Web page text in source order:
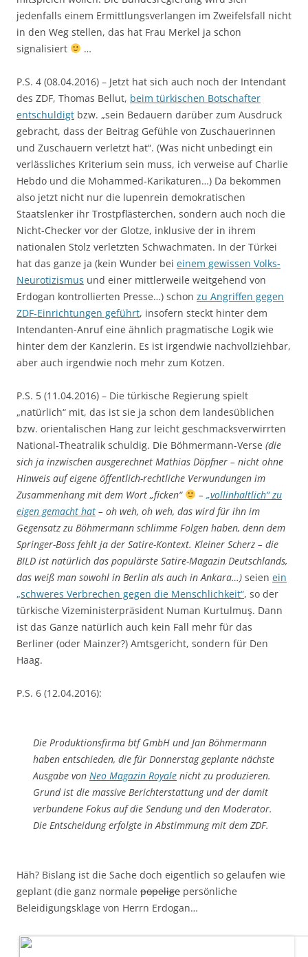
jedenfalls einem Ermittlungsverlangen im Zweifelsfall nicht
in den Weg stellen, das hat Frau Merkel ja schon
signalisiert
…
P.S. 4 (08.04.2016) – Jetzt hat sich auch noch der Intendant
des ZDF, Thomas Bellut, beim türkischen Botschafter
entschuldigt bzw. „sein Bedauern darüber zum Ausdruck
gebracht, dass der Beitrag Gefühle von Zuschauerinnen
und Zuschauern verletzt hat“. (Was nicht unbedingt ein
verlässliches Kriterium sein muss, ich verweise auf Charlie
Hebdo und die Mohammed-Karikaturen…) Da bekommen
also jetzt nicht nur die lupenrein demokratischen
Staatslenker ihr Trostpflästerchen, sondern auch noch die
Nicht-Checker vor der Glotze, inklusive der in ihrem
nationalen Stolz verletzten Schwachmaten. In der Türkei
hat das ganze ja (kein Wunder bei einem gewissen Volks-
Neurotizismus und einer mittlerweile weitgehend von
Erdogan kontrollierten Presse…) schon zu Angriffen gegen
ZDF-Einrichtungen geführt, insofern steckt hinter dem
Intendanten-Anruf eine ähnlich pragmatische Logik wie
hinter dem der Kanzlerin. Es ist irgendwie nachvollziehbar,
aber auch irgendwie noch mehr zum Kotzen.
P.S. 5 (11.04.2016) – Die türkische Regierung spielt
„natürlich“ mit, das ist sie ja schon dem landesüblichen
bzw. orientalischen Hang zur leicht geschmacksverwirrten
National-Theatralik schuldig. Die Böhmermann-Verse (die
sich ja inzwischen ausgerechnet Mathias Döpfner – nicht ohne
Hinweis auf eigene öffentlich-rechtliche Verwundungen im
Zusammenhang mit dem Wort „ficken“
– „vollinhaltlich“ zu
eigen gemacht hat – oh weh, oh weh, das wird für ihn im
Gegensatz zu Böhmermann schlimme Folgen haben, denn dem
Springer-Boss fehlt ja der Satire-Kontext. Kleiner Scherz – die
BILD ist natürlich das populärste Satire-Magazin Deutschlands,
das weiß man sowohl in Berlin als auch in Ankara…) seien ein
„schweres Verbrechen gegen die Menschlichkeit“, so der
türkische Vizeministerpräsident Numan Kurtulmuş. Dann
ist das Ganze natürlich auch kein Fall mehr für das
Berliner (oder Mainzer?) Amtsgericht, sondern für Den
Haag.
P.S. 6 (12.04.2016):
Die Produktionsfirma btf GmbH und Jan Böhmermann
haben entschieden, die für Donnerstag geplante nächste
Ausgabe von Neo Magazin Royale nicht zu produzieren.
Grund ist die massive Berichterstattung und der damit
verbundene Fokus auf die Sendung und den Moderator.
Die Entscheidung erfolgte in Abstimmung mit dem ZDF.
Häh? Bislang ist die Sache doch eigentlich so gelaufen wie
geplant (die ganz normale popelige persönliche
Beleidigungsklage von Herrn Erdogan…